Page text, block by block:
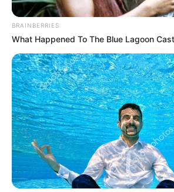
BRAINBERRIES
What Happened To The Blue Lagoon